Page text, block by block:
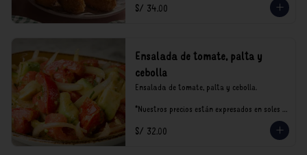
S/ 34.00
Ensalada de tomate, palta y
cebolla
Ensalada de tomate, palta y cebolla.
*Nuestros precios están expresados en soles e
consumo.
S/ 32.00